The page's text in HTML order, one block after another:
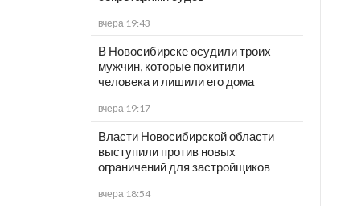
вчера 19:43
В Новосибирске осудили троих
мужчин, которые похитили
человека и лишили его дома
вчера 19:17
Власти Новосибирской области
выступили против новых
ограничений для застройщиков
вчера 18:54